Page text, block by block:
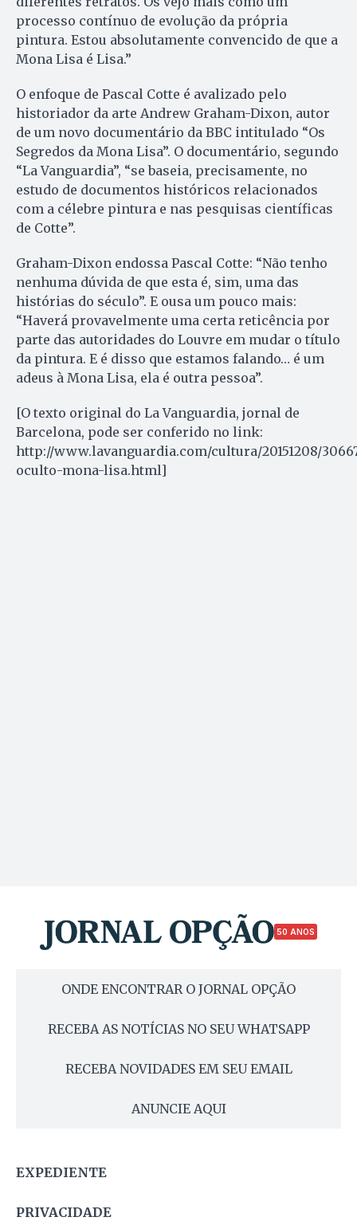
processo contínuo de evolução da própria
pintura. Estou absolutamente convencido de que a
Mona Lisa é Lisa.”
O enfoque de Pascal Cotte é avalizado pelo
historiador da arte Andrew Graham-Dixon, autor
de um novo documentário da BBC intitulado “Os
Segredos da Mona Lisa”. O documentário, segundo
“La Vanguardia”, “se baseia, precisamente, no
estudo de documentos históricos relacionados
com a célebre pintura e nas pesquisas científicas
de Cotte”.
Graham-Dixon endossa Pascal Cotte: “Não tenho
nenhuma dúvida de que esta é, sim, uma das
histórias do século”. E ousa um pouco mais:
“Haverá provavelmente uma certa reticência por
parte das autoridades do Louvre em mudar o título
da pintura. E é disso que estamos falando… é um
adeus à Mona Lisa, ela é outra pessoa”.
[O texto original do La Vanguardia, jornal de
Barcelona, pode ser conferido no link:
http://www.lavanguardia.com/cultura/20151208/
oculto-mona-lisa.html]
50 ANOS
ONDE ENCONTRAR O JORNAL OPÇÃO
RECEBA AS NOTÍCIAS NO SEU WHATSAPP
RECEBA NOVIDADES EM SEU EMAIL
ANUNCIE AQUI
EXPEDIENTE
PRIVACIDADE